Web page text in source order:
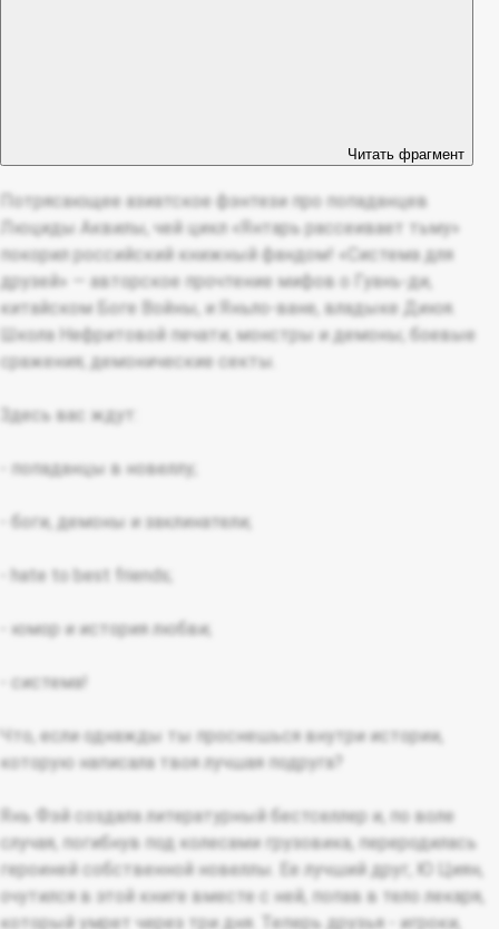
Читать фрагмент
Потрясающее азиатское фэнтези про попаданцев
Люциды Аквилы, чей цикл «Янтарь рассеивает тьму»
покорил российский книжный фандом! «Система для
друзей» — авторское прочтение мифов о Гуань-ди,
китайском Боге Войны, и Яньло-ване, владыке Диюя.
Школа Нефритовой печати; монстры и демоны; боевые
сражения; демонические секты.
Здесь вас ждут:
- попаданцы в новеллу;
- боги, демоны и заклинатели;
- hate to best friends;
- юмор и история любви;
- система!
Что, если однажды ты проснешься внутри истории,
которую написала твоя лучшая подруга?
Янь Фэй создала литературный бестселлер и, по воле
случая, погибнув под колесами грузовика, переродилась
героиней собственной новеллы. Ее лучший друг, Ю Циян,
очутился в этой книге вместе с ней, попав в тело лекаря,
который умрет через три дня. Теперь друзья - игроки,